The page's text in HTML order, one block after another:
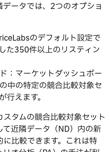
ータでは、2つのオプショ
のデフォルト設定で
た350件以上のリスティン
：マーケットダッシュボー
中の特定の競合比較対象セ
行えます。
タムの競合比較対象セット
近隣データ（ND）内の新
比較できます。これは特